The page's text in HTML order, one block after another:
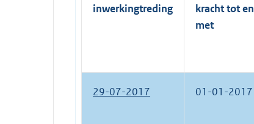
inwerkingtreding
kracht tot en
met
29-07-2017 01-01-2017